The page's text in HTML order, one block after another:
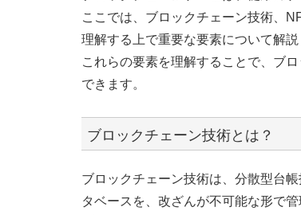
ここでは、ブロックチェーン技術、
理解する上で重要な要素について解説
これらの要素を理解することで、ブ
できます。
ブロックチェーン技術とは？
ブロックチェーン技術は、分散型台
タベースを、改ざんが不可能な形で管